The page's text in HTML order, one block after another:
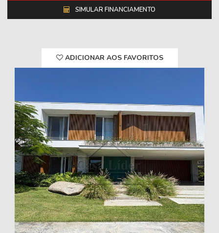
SIMULAR FINANCIAMENTO
ADICIONAR AOS FAVORITOS